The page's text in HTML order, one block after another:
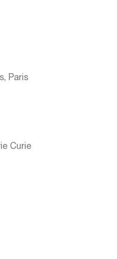
Paris
Curie